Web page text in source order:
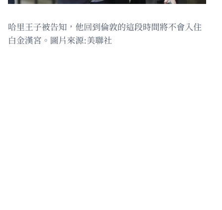
哈里王子被告知，他回到倫敦的這段時間將不會入住
白金漢宮。圖片來源:美聯社